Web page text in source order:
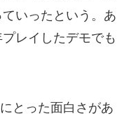
いったという。あ
レイしたデモでも
とった面白さがあ